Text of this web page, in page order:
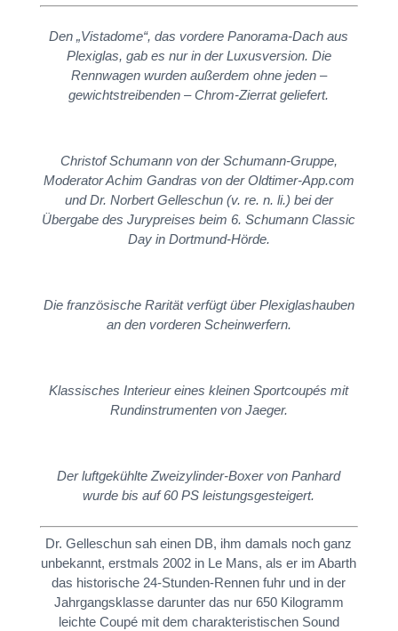
Den „Vistadome“, das vordere Panorama-Dach aus
Plexiglas, gab es nur in der Luxusversion. Die
Rennwagen wurden außerdem ohne jeden –
gewichtstreibenden – Chrom-Zierrat geliefert.
Christof Schumann von der Schumann-Gruppe,
Moderator Achim Gandras von der Oldtimer-App.com
und Dr. Norbert Gelleschun (v. re. n. li.) bei der
Übergabe des Jurypreises beim 6. Schumann Classic
Day in Dortmund-Hörde.
Die französische Rarität verfügt über Plexiglashauben
an den vorderen Scheinwerfern.
Klassisches Interieur eines kleinen Sportcoupés mit
Rundinstrumenten von Jaeger.
Der luftgekühlte Zweizylinder-Boxer von Panhard
wurde bis auf 60 PS leistungsgesteigert.
Dr. Gelleschun sah einen DB, ihm damals noch ganz
unbekannt, erstmals 2002 in Le Mans, als er im Abarth
das historische 24-Stunden-Rennen fuhr und in der
Jahrgangsklasse darunter das nur 650 Kilogramm
leichte Coupé mit dem charakteristischen Sound